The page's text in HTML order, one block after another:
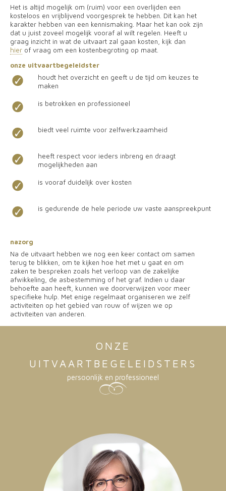
Het is altijd mogelijk om (ruim) voor een overlijden een
kosteloos en vrijblijvend voorgesprek te hebben. Dit kan het
karakter hebben van een kennismaking. Maar het kan ook zijn
dat u juist zoveel mogelijk vooraf al wilt regelen. Heeft u
graag inzicht in wat de uitvaart zal gaan kosten, kijk dan
hier of vraag om een kostenbegroting op maat.
onze uitvaartbegeleidster
houdt het overzicht en geeft u de tijd om keuzes te
maken
is betrokken en professioneel
biedt veel ruimte voor zelfwerkzaamheid
heeft respect voor ieders inbreng en draagt
mogelijkheden aan
is vooraf duidelijk over kosten
is gedurende de hele periode uw vaste aanspreekpunt
nazorg
Na de uitvaart hebben we nog een keer contact om samen
terug te blikken, om te kijken hoe het met u gaat en om
zaken te bespreken zoals het verloop van de zakelijke
afwikkeling, de asbestemming of het graf. Indien u daar
behoefte aan heeft, kunnen we doorverwijzen voor meer
specifieke hulp. Met enige regelmaat organiseren we zelf
activiteiten op het gebied van rouw of wijzen we op
activiteiten van anderen.
ONZE
UITVAARTBEGELEIDSTERS
persoonlijk en professioneel